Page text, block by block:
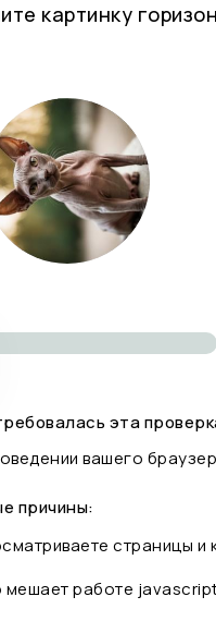
картинку
эта
вашего
причины:
страницы
мешает работе